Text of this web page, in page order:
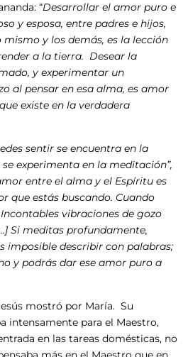
“Desarrollar el amor puro e
y esposa, entre padres e hijos,
y los demás, es la lección
a la tierra. Desear la
y experimentar un
al pensar en esa alma, es amor
existe en la verdadera
sentir se encuentra en la
experimenta en la meditación”,
entre el alma y el Espíritu es
que estás buscando. Cuando
vibraciones de gozo
Si meditas profundamente,
imposible describir con palabras;
y podrás dar ese amor puro a
mostró por María. Su
intensamente para el Maestro,
en las tareas domésticas, no